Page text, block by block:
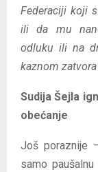
Federaciji koji
ili da mu
odluku ili na
kaznom
Sudija Šejla
obećanje
Još poraznije
samo paušalnu